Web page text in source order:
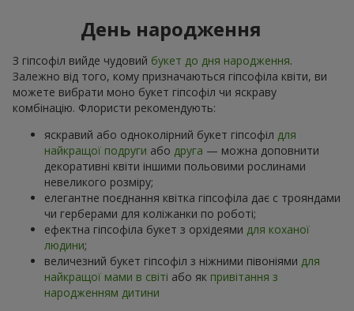
День народження
З гіпсофіл вийде чудовий букет до дня народження.
Залежно від того, кому призначаються гіпсофіла квіти, ви
можете вибрати моно букет гіпсофіл чи яскраву
комбінацію. Флористи рекомендують:
яскравий або одноколірний букет гіпсофіл для
найкращої подруги або друга — можна доповнити
декоративні квіти іншими польовими рослинами
невеликого розміру;
елегантне поєднання квітка гіпсофіла дає с трояндами
чи герберами для коліжанки по роботі;
ефектна гіпсофіла букет з орхідеями для коханої
людини;
величезний букет гіпсофіл з ніжними півоніями для
найкращої мами в світі або як привітання з
народженням дитини